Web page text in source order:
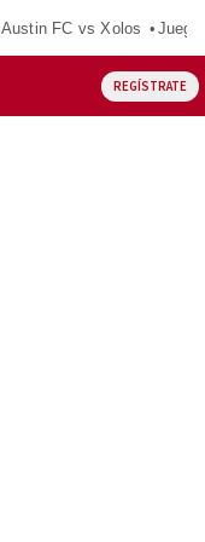
Austin FC vs Xolos
REGÍSTRATE